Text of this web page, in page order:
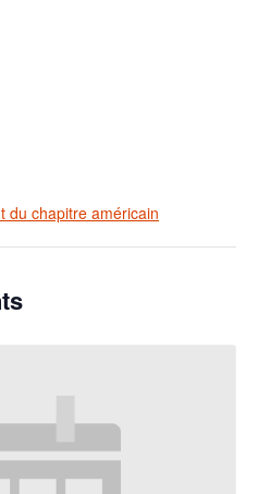
du chapitre américain